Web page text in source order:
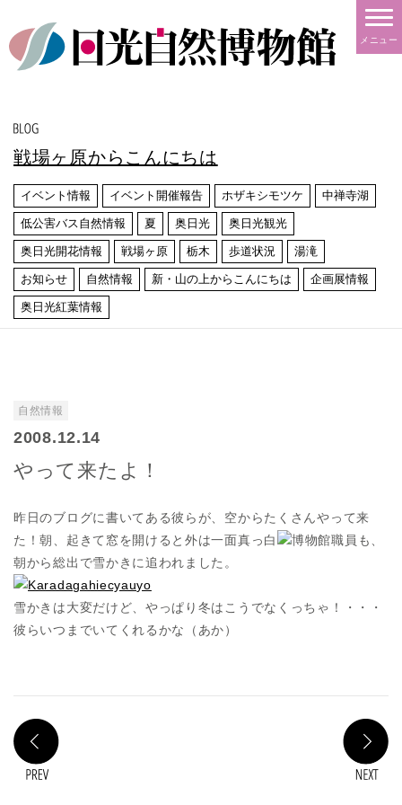
メニュー
戦場ヶ原からこんにちは
イベント情報 イベント開催報告 ホザキシモツケ 中禅寺湖
低公害バス自然情報 夏 奥日光 奥日光観光
奥日光開花情報 戦場ヶ原 栃木 歩道状況 湯滝
お知らせ 自然情報 新・山の上からこんにちは 企画展情報
奥日光紅葉情報
自然情報
2008.12.14
やって来たよ！
昨日のブログに書いてある彼らが、空からたくさんやって来
た！朝、起きて窓を開けると外は一面真っ白
博物館職員も、
朝から総出で雪かきに追われました。
雪かきは大変だけど、やっぱり冬はこうでなくっちゃ！・・・
彼らいつまでいてくれるかな（あか）